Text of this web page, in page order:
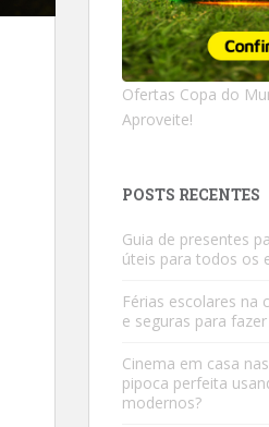
Ofertas Copa do
Aproveite!
POSTS RECENTES
Guia de presentes
úteis para todos os
Férias escolares na
e seguras para
Cinema em casa
pipoca perfeita
modernos?